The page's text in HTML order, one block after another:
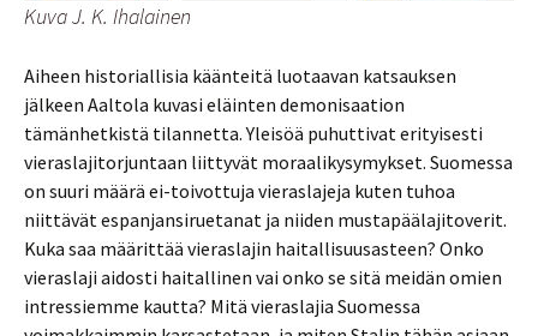
Kuva J. K. Ihalainen
Aiheen historiallisia käänteitä luotaavan katsauksen
jälkeen Aaltola kuvasi eläinten demonisaation
tämänhetkistä tilannetta. Yleisöä puhuttivat erityisesti
vieraslajitorjuntaan liittyvät moraalikysymykset. Suomessa
on suuri määrä ei-toivottuja vieraslajeja kuten tuhoa
niittävät espanjansiruetanat ja niiden mustapäälajitoverit.
Kuka saa määrittää vieraslajin haitallisuusasteen? Onko
vieraslaji aidosti haitallinen vai onko se sitä meidän omien
intressiemme kautta? Mitä vieraslajia Suomessa